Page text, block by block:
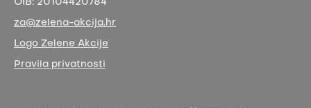
OIB: 20104420784
za@zelena-akcija.hr
Logo Zelene Akcije
Pravila privatnosti